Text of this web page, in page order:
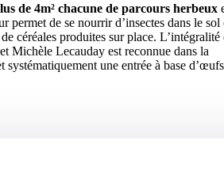
de 4m² chacune de parcours herbeux
de se nourrir d’insectes dans le sol
céréales produites sur place. L’intégralité
Michèle Lecauday est reconnue dans la
systématiquement une entrée à base